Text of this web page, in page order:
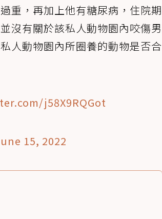
重，再加上他有糖尿病，住院期
沒有關於該私人動物園內咬傷男
人動物園內所圈養的動物是否合
j58X9RQGot
15, 2022